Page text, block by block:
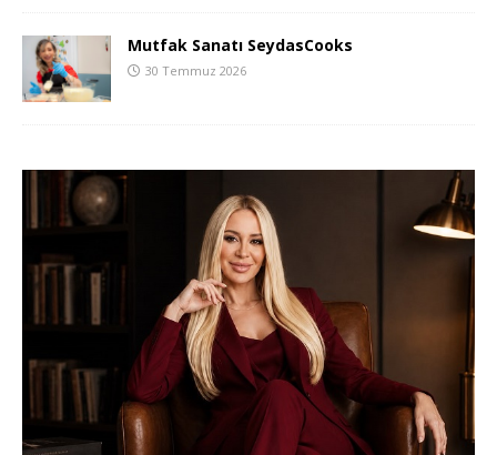
Mutfak Sanatı SeydasCooks
30 Temmuz 2026